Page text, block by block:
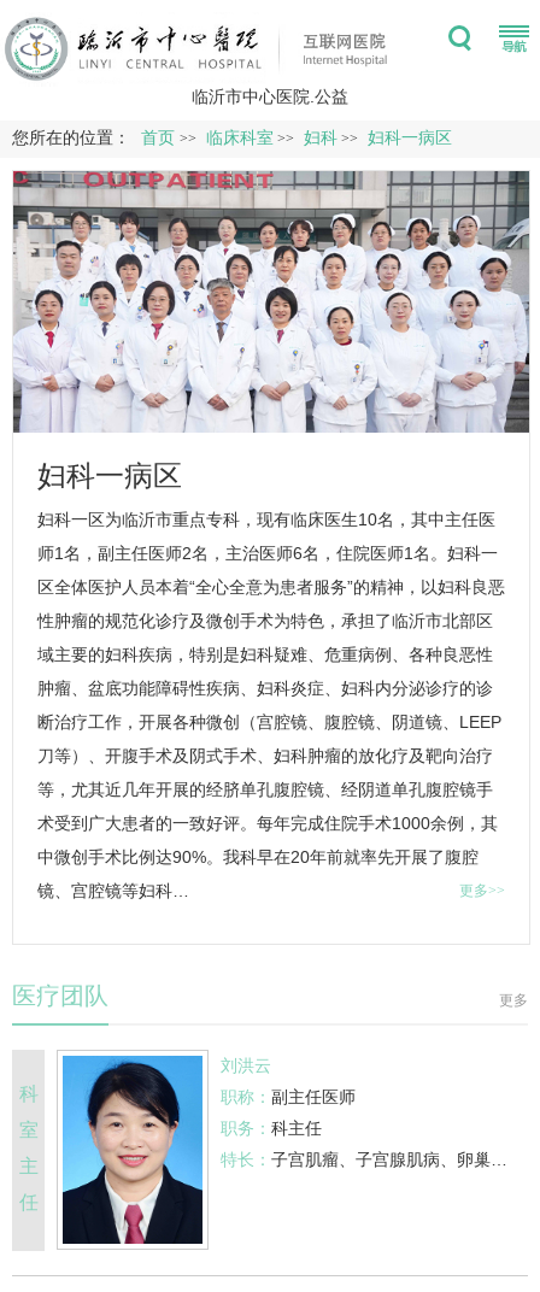
临沂市中心医院.公益
您所在的位置： 首页 >> 临床科室 >> 妇科 >> 妇科一病区
妇科一病区
妇科一区为临沂市重点专科，现有临床医生10名，其中主任医
师1名，副主任医师2名，主治医师6名，住院医师1名。 妇科一
区全体医护人员本着“全心全意为患者服务”的精神，以妇科良恶
性肿瘤的规范化诊疗及微创手术为特色，承担了临沂市北部区
域主要的妇科疾病，特别是妇科疑难、危重病例、各种良恶性
肿瘤、 盆底功能障碍性疾病、 妇科炎症、 妇科内分泌诊疗的诊
断治疗工作，开展各种微创（宫腔镜、腹腔镜、阴道镜、LEEP
刀等）、开腹手术及阴式手术、 妇科肿瘤的放化疗及靶向治疗
等，尤其近几年开展的经脐单孔腹腔镜、经阴道单孔腹腔镜手
术受到广大患者的一致好评。每年完成住院手术1000余例，其
中微创手术比例达90%。我科早在20年前就率先开展了腹腔
镜、宫腔镜等妇科… 更多>>
更多
医疗团队
科
室
主
任
刘洪云
职称： 副主任医师
职务： 科主任
特长： 子宫肌瘤、子宫腺肌病、卵巢良恶性肿瘤、宫颈癌、子宫内膜癌、外阴癌等